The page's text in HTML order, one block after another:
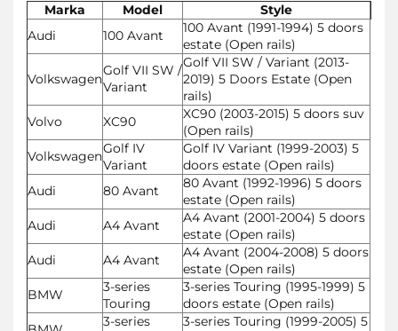
Marka
Model
Style
Audi
100 Avant
100 Avant (1991-1994) 5 doors
estate (Open rails)
Volkswagen
Golf VII SW /
Variant
Golf VII SW / Variant (2013-
2019) 5 Doors Estate (Open
rails)
Volvo
XC90
XC90 (2003-2015) 5 doors suv
(Open rails)
VolkswagenGolf IV
Variant
Golf IV Variant (1999-2003) 5
doors estate (Open rails)
Audi
80 Avant
80 Avant (1992-1996) 5 doors
estate (Open rails)
Audi
A4 Avant
A4 Avant (2001-2004) 5 doors
estate (Open rails)
Audi
A4 Avant
A4 Avant (2004-2008) 5 doors
estate (Open rails)
BMW
3-series
Touring
3-series Touring (1995-1999) 5
doors estate (Open rails)
3-series
3-series Touring (1999-2005) 5